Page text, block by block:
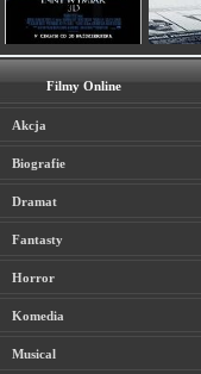
Filmy Online
Akcja
Biografie
Dramat
Fantasty
Horror
Komedia
Musical